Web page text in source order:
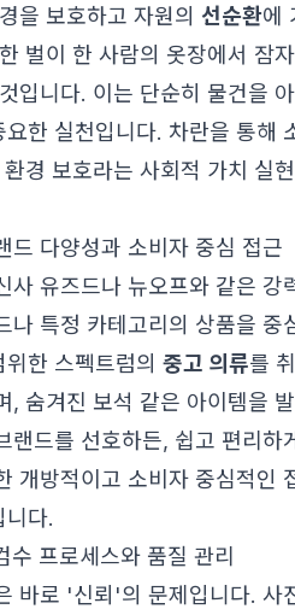
을 보호하고 자원의 선순환에
벌이 한 사람의 옷장에서 잠
입니다. 이는 단순히 물건을
한 실천입니다. 차란을 통해
경 보호라는 사회적 가치 실
드 다양성과 소비자 중심 접근
사 유즈드나 뉴오프와 같은 강
나 특정 카테고리의 상품을 중
한 스펙트럼의 중고 의류를
, 숨겨진 보석 같은 아이템을
랜드를 선호하든, 쉽고 편리하
개방적이고 소비자 중심적인
니다.
프로세스와 품질 관리
바로 '신뢰'의 문제입니다. 사